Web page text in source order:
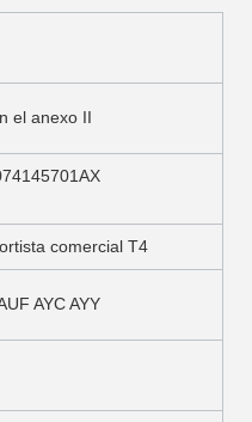
el anexo II
comercial T4
AYC AYY